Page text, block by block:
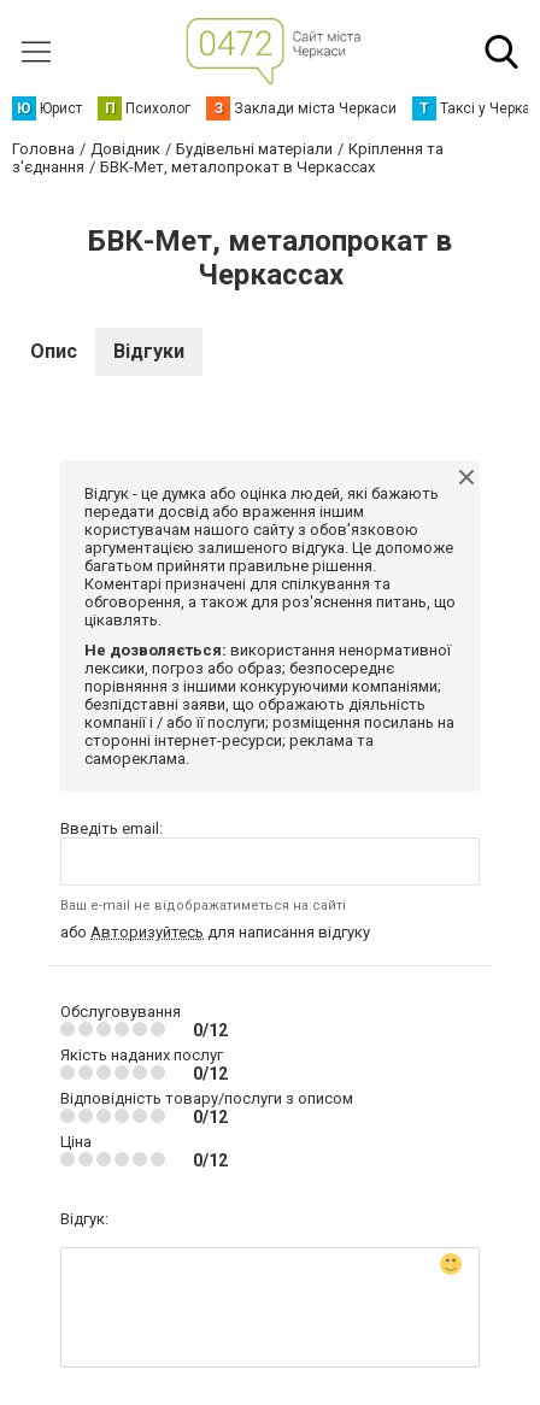
Ю Юрист П Психолог З Заклади міста Черкаси Т Таксі у
Головна Довідник Будівельні матеріали
Кріплення та
з'єднання
БВК-Мет, металопрокат в Черкассах
БВК-Мет, металопрокат в
Черкассах
Опис Відгуки
Відгук - це думка або оцінка людей, які бажають
передати досвід або враження іншим
користувачам нашого сайту з обов'язковою
аргументацією залишеного відгука. Це допоможе
багатьом прийняти правильне рішення.
Коментарі призначені для спілкування та
обговорення, а також для роз'яснення питань, що
цікавлять.
Не дозволяється: використання ненормативної
лексики, погроз або образ; безпосереднє
порівняння з іншими конкуруючими компаніями;
безпідставні заяви, що ображають діяльність
компанії і / або її послуги; розміщення посилань на
сторонні інтернет-ресурси; реклама та
самореклама.
Введіть email:
Ваш e-mail не відображатиметься на сайті
або Авторизуйтесь для написання відгуку
Обслуговування
0/12
Якість наданих послуг
0/12
Відповідність товару/послуги з описом
0/12
Ціна
0/12
Відгук: